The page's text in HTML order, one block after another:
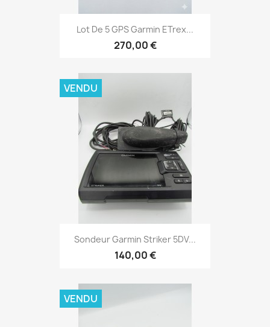
Aperçu rapide
Lot De 5 GPS Garmin ETrex...
270,00 €
Aperçu rapide
Sondeur Garmin Striker 5DV...
140,00 €
VENDU
VENDU